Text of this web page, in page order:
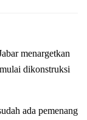
menargetkan
dikonstruksi
ada pemenang